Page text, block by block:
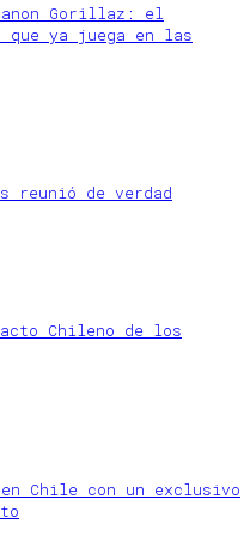
Gorillaz: el
que ya juega en las
reunió de verdad
Chileno de los
Chile con un exclusivo